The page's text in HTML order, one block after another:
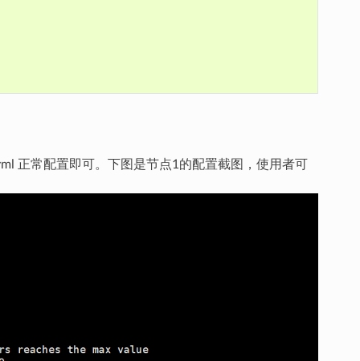
正常配置即可。下图是节点1的配置截图，使用者可